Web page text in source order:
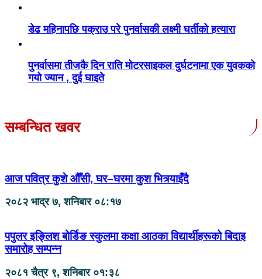
डेढ महिनापछि पक्राउ परे पुनर्वासकी लक्ष्मी घर्तीको हत्यारा
पुनर्वासमा तीजकै दिन राति मोटरसाइकल दुर्घटनामा एक युवकको
गयो ज्यान , दुई घाइते
सम्बन्धित खवर
आज पवित्र कुशे औँसी, घर–घरमा कुश भित्र्याइँदै
२०८२ भाद्र ७, शनिबार ०८:१७
पपुलर इङ्लिश बोर्डिङ स्कुलमा कक्षा आठका विद्यार्थीहरूको बिदाइ
समारोह सम्पन्न
२०८१ चैत्र ९, शनिबार ०१:३८